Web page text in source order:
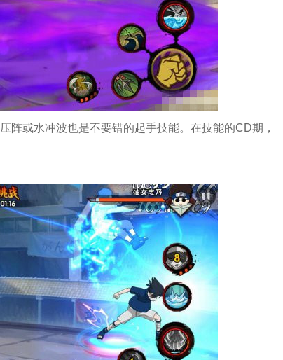
阵或水冲波也是不要错的起手技能。在技能的CD期，